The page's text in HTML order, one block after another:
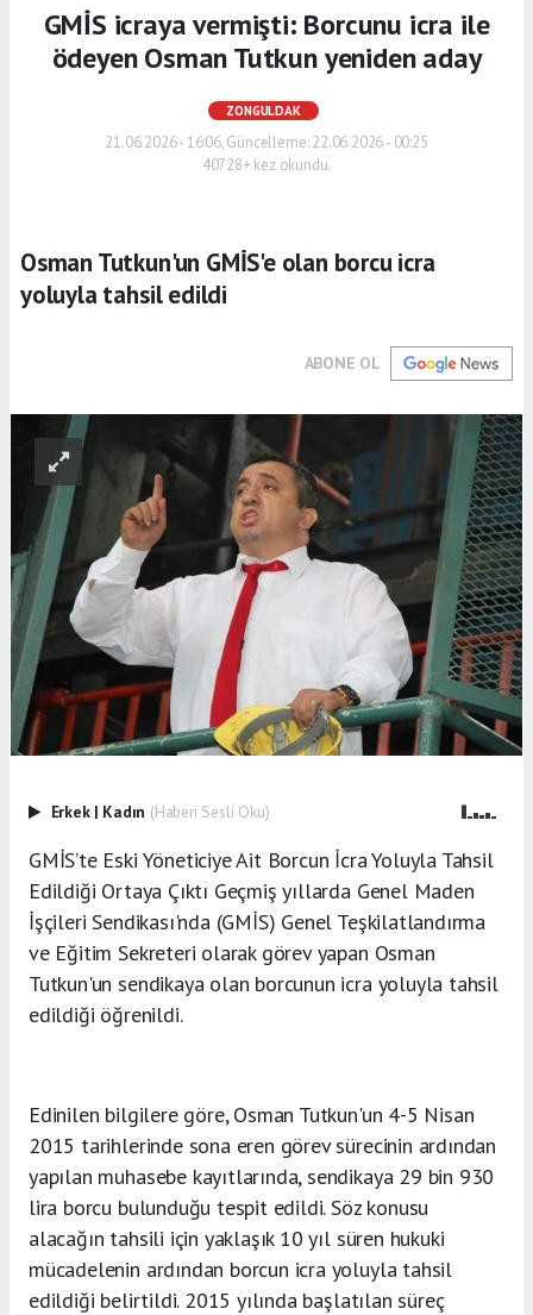
GMİS icraya vermişti: Borcunu icra ile
ödeyen Osman Tutkun yeniden aday
ZONGULDAK
21.06.2026 - 16:06, Güncelleme: 22.06.2026 - 00:25
40728+ kez okundu.
Osman Tutkun'un GMİS'e olan borcu icra
yoluyla tahsil edildi
ABONE OL
Erkek | Kadın (Haberi Sesli Oku)
GMİS’te Eski Yöneticiye Ait Borcun İcra Yoluyla Tahsil
Edildiği Ortaya Çıktı Geçmiş yıllarda Genel Maden
İşçileri Sendikası'nda (GMİS) Genel Teşkilatlandırma
ve Eğitim Sekreteri olarak görev yapan Osman
Tutkun'un sendikaya olan borcunun icra yoluyla tahsil
edildiği öğrenildi.
Edinilen bilgilere göre, Osman Tutkun'un 4-5 Nisan
2015 tarihlerinde sona eren görev sürecinin ardından
yapılan muhasebe kayıtlarında, sendikaya 29 bin 930
lira borcu bulunduğu tespit edildi. Söz konusu
alacağın tahsili için yaklaşık 10 yıl süren hukuki
mücadelenin ardından borcun icra yoluyla tahsil
edildiği belirtildi. 2015 yılında başlatılan süreç